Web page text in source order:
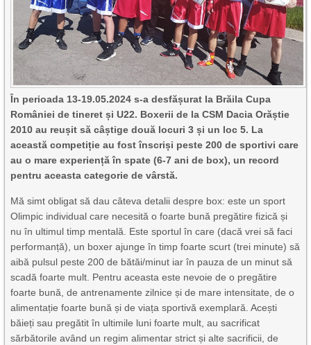
În perioada 13-19.05.2024 s-a desfășurat la Brăila Cupa
României de tineret și U22. Boxerii de la CSM Dacia Orăștie
2010 au reușit să câștige două locuri 3 și un loc 5. La
această competiție au fost înscriși peste 200 de sportivi care
au o mare experiență în spate (6-7 ani de box), un record
pentru aceasta categorie de vârstă.
Mă simt obligat să dau câteva detalii despre box: este un sport
Olimpic individual care necesită o foarte bună pregătire fizică și
nu în ultimul timp mentală. Este sportul în care (dacă vrei să faci
performanță), un boxer ajunge în timp foarte scurt (trei minute) să
aibă pulsul peste 200 de bătăi/minut iar în pauza de un minut să
scadă foarte mult. Pentru aceasta este nevoie de o pregătire
foarte bună, de antrenamente zilnice și de mare intensitate, de o
alimentație foarte bună și de viața sportivă exemplară. Acești
băieți sau pregătit în ultimile luni foarte mult, au sacrificat
sărbătorile având un regim alimentar strict și alte sacrificii, de